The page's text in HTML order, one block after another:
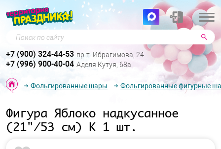
Поиск по сайту
+7 (900) 324-44-53 пр-т. Ибрагимова, 24
+7 (996) 900-40-04 Аделя Кутуя, 68а
Фольгированные шары Фольгированные фигурные
Фигура Яблоко надкусанное
(21"/53 см) К 1 шт.